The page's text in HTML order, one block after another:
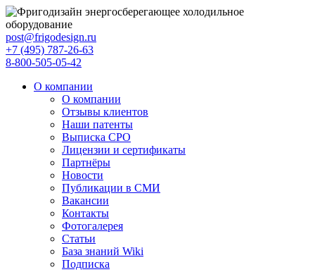
post@frigodesign.ru
+7 (495) 787-26-63
8-800-505-05-42
О компании
О компании
Отзывы клиентов
Наши патенты
Выписка СРО
Лицензии и сертификаты
Партнёры
Новости
Публикации в СМИ
Вакансии
Контакты
Фотогалерея
Статьи
База знаний Wiki
Подписка